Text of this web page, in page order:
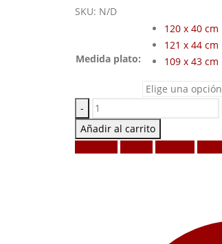
SKU: N/D
Medida plato:
120 x 40 cm
121 x 44 cm
109 x 43 cm
-
Añadir al carrito